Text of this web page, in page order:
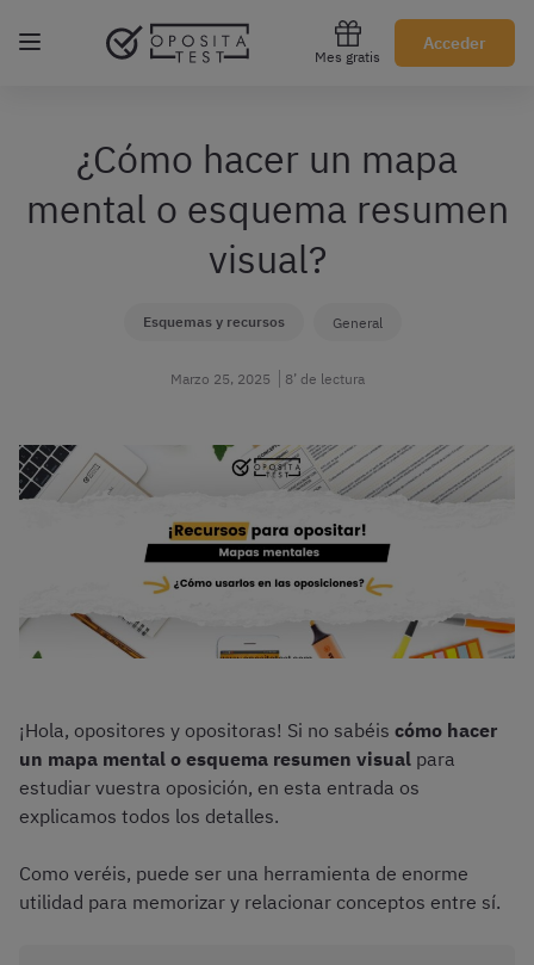
Mes gratis
Acceder
Regístrate gratis
¿Cómo hacer un mapa
mental o esquema resumen
visual?
Esquemas y recursos General
Marzo 25, 2025 8’ de lectura
¡Hola, opositores y opositoras! Si no sabéis cómo hacer
un mapa mental o esquema resumen visual para
estudiar vuestra oposición, en esta entrada os
explicamos todos los detalles.
Como veréis, puede ser una herramienta de enorme
utilidad para memorizar y relacionar conceptos entre sí.